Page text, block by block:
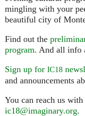
mingling with your
beautiful city of
Find out the
program. And all info
Sign up for IC18
and announcements
You can reach us
ic18@imaginary.org.